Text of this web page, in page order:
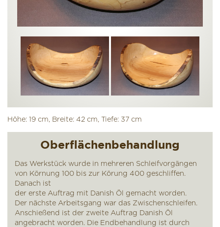
Höhe: 19 cm, Breite: 42 cm, Tiefe: 37 cm
Oberflächenbehandlung
Das Werkstück wurde in mehreren Schleifvorgängen
von Körnung 100 bis zur Körung 400 geschliffen.
Danach ist
der erste Auftrag mit Danish Öl gemacht worden.
Der nächste Arbeitsgang war das Zwischenschleifen.
Anschießend ist der zweite Auftrag Danish Öl
angebracht worden. Die Endbehandlung ist durch